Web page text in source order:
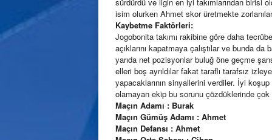
isim olurken Ahmet skor üretmekte
Kaybetme Faktörleri:
Jogobonita takımı rakibine göre daha
açıklarını kapatmaya çalıştılar ve bunda
yarıda net pozisyonlar buluğ öne geçme
elleri boş ayrıldılar fakat taraflı tarafsız
yapacaklarının sinyallerini verdiler. İyi
olamayan ekip bu sorunu çözdüklerinde
Maçın Adamı : Burak
Maçın Gümüş Adamı : Ahmet
Maçın Defansı : Ahmet